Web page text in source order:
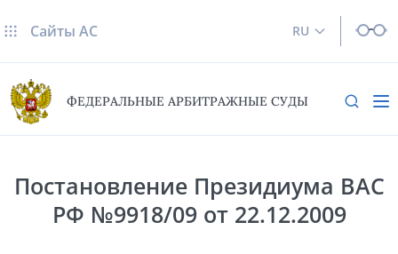
RU
Сайты AC
ФЕДЕРАЛЬНЫЕ АРБИТРАЖНЫЕ СУДЫ
Постановление Президиума ВАС
РФ №9918/09 от 22.12.2009